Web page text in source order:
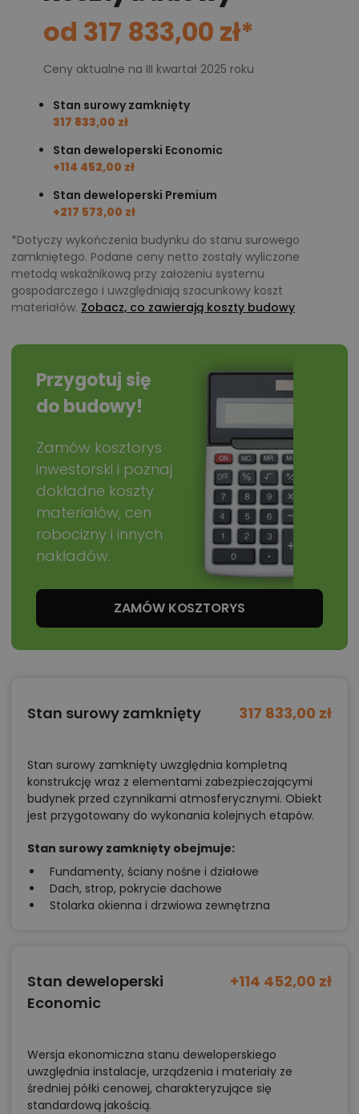
rozważają także zakup mieszkania. Ponadto, wpisze
się on w każdy krajobraz, jednocześnie będąc jego
Chcesz uzyskać więcej informacji o tym
projekcie, na przykład:
polecane przez architekta zmiany,
możliwości wprowadzania modyfikacji,
projekty podobne - o zbliżonym układzie lub
parametrach,
optymalizacja kosztów budowy domu według
tego projektu,
informacje szczegółowe - np. wymiary
pomieszczeń, instalacje, materiały?
od 317 833,00 zł*
Ceny aktualne na III kwartał 2025 roku
Stan surowy zamknięty
317 833,00 zł
Stan deweloperski Economic
+114 452,00 zł
Stan deweloperski Premium
+217 573,00 zł
*Dotyczy wykończenia budynku do stanu surowego
zamkniętego. Podane ceny netto zostały wyliczone
metodą wskaźnikową przy założeniu systemu
gospodarczego i uwzględniają szacunkowy koszt
materiałów. Zobacz, co zawierają koszty budowy
Przygotuj się
do budowy!
Zamów kosztorys
inwestorski i poznaj
dokładne koszty
materiałów, cen
robocizny i innych
nakładów.
ZAMÓW KOSZTORYS
Stan surowy zamknięty 317 833,00 zł
Stan surowy zamknięty uwzględnia kompletną
konstrukcję wraz z elementami zabezpieczającymi
budynek przed czynnikami atmosferycznymi. Obiekt
jest przygotowany do wykonania kolejnych etapów.
Stan surowy zamknięty obejmuje:
Fundamenty, ściany nośne i działowe
Dach, strop, pokrycie dachowe
Stolarka okienna i drzwiowa zewnętrzna
Stan deweloperski
Economic
+114 452,00 zł
Wersja ekonomiczna stanu deweloperskiego
uwzględnia instalacje, urządzenia i materiały ze
średniej półki cenowej, charakteryzujące się
standardową jakością.